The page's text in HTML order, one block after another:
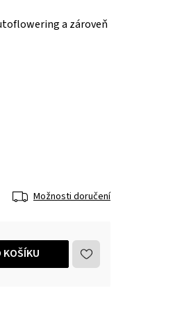
a zároveň
Možnosti doručení
KOŠÍKU